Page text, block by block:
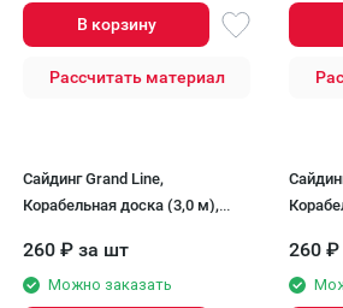
В корзину
Рассчитать материал
Сайдинг Grand Line,
Корабельная доска (3,0 м),
260 ₽ за шт
Можно заказать
260 ₽